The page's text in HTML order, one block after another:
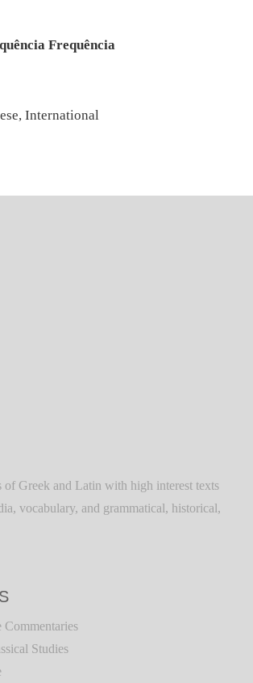
Frequência
International
of Greek and Latin with high interest texts
vocabulary, and grammatical, historical,
Studies